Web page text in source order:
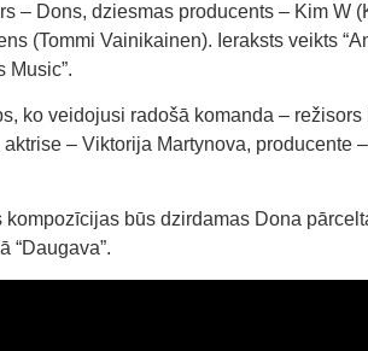
– Dons, dziesmas producents – Kim W
(Tommi Vainikainen). Ieraksts veikts
Music”.
ko veidojusi radošā komanda –
– Viktorija Martynova, producente
būs dzirdamas Dona
“Daugava”.